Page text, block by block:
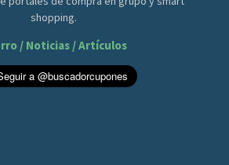
shopping.
/ Noticias / Artículos